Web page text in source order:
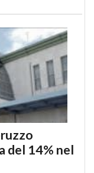
del 14% nel